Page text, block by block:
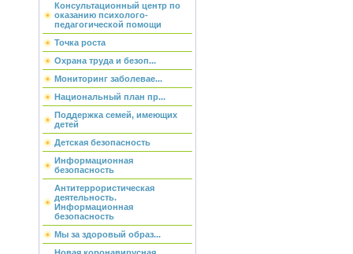
Консультационный центр по
оказанию психолого-
педагогической помощи
Точка роста
Охрана труда и безоп...
Мониторинг заболевае...
Национальный план пр...
Поддержка семей, имеющих
детей
Детская безопасность
Информационная
безопасность
Антитеррористическая
деятельность.
Информационная
безопасность
Мы за здоровый образ...